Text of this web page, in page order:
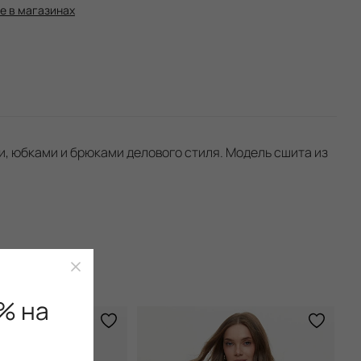
в магазинах
юбками и брюками делового стиля. Модель сшита из
на